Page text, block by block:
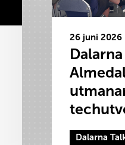
26 juni 2026
Dalarna